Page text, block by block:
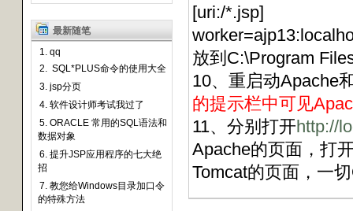
最新随笔
1. qq
2. SQL*PLUS命令的使用大全
3. jsp分页
4. 软件设计师考试我过了
5. ORACLE 常用的SQL语法和
数据对象
6. 提升JSP应用程序的七大绝
招
7. 教您给Windows目录加口令
的特殊方法
[uri:/*.jsp]
放到C:\Program
10、重启动Apache
的提示栏中可见
11、分别打开http://
Apache的页面，打
Tomcat的页面，一